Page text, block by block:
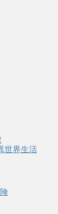
世界生活